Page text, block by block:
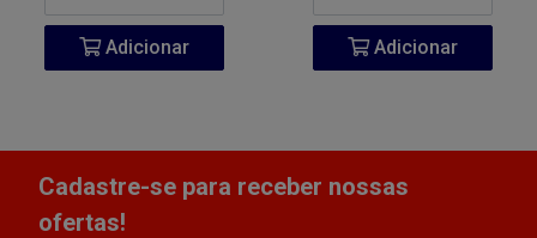
Adicionar Adicionar
Cadastre-se para receber nossas
ofertas!